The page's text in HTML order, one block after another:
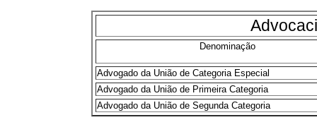
Denominação
Advogado da União de Categoria Especial
Advogado da União de Primeira Categoria
Advogado da União de Segunda Categoria